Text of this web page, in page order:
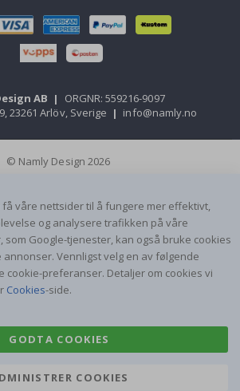
AB |
ORGNR: 559216-9097
23261 Arlöv, Sverige | info@namly.no
© Namly Design 2026
våre nettsider til å fungere mer effektivt,
og analysere trafikken på våre
som Google-tjenester, kan også bruke cookies
Vennligst velg en av følgende
cookie-preferanser. Detaljer om cookies vi
Cookies-side.
GODTA COOKIES
COOKIES